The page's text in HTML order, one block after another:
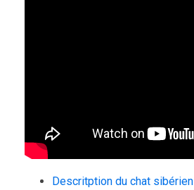
Descritption du chat sibérien